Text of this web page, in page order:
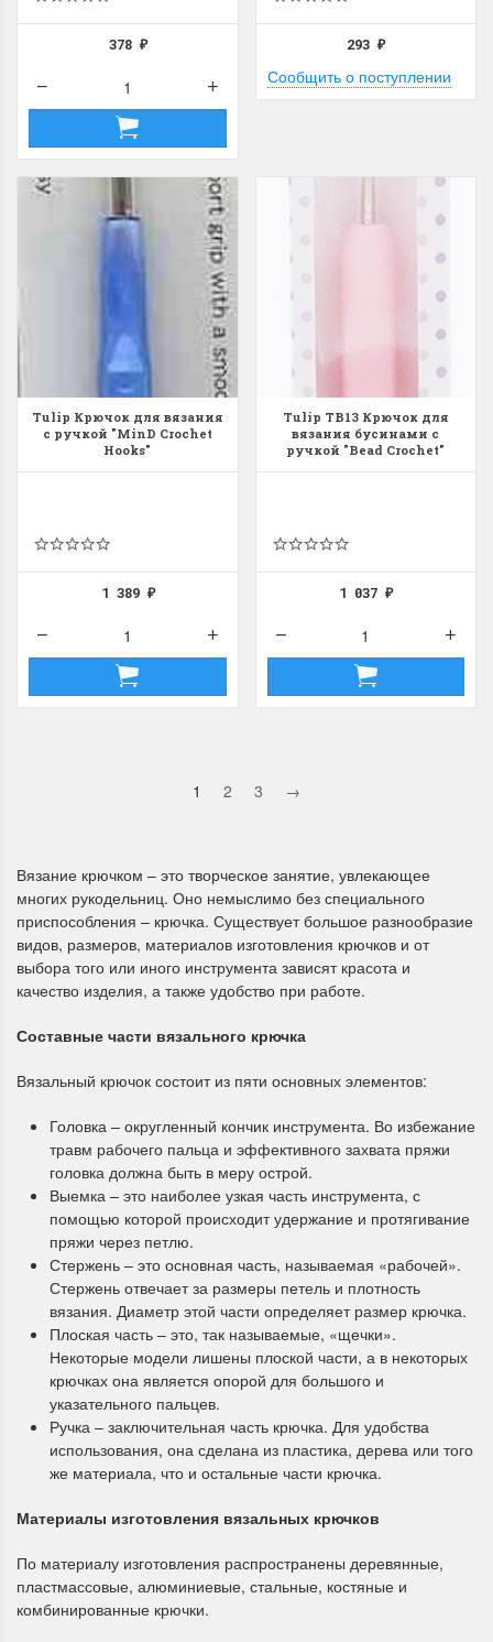
378 ₽ 293₽
Сообщить о поступлении
Tulip Крючок для вязания
с ручкой "MinD Crochet
Hooks"
1 389 ₽
Tulip TB13 Крючок для
вязания бусинами с
ручкой "Bead Crochet"
1 037₽
1 2 3 →
Вязание крючком – это творческое занятие, увлекающее
многих рукодельниц. Оно немыслимо без специального
приспособления – крючка. Существует большое разнообразие
видов, размеров, материалов изготовления крючков и от
выбора того или иного инструмента зависят красота и
качество изделия, а также удобство при работе.
Составные части вязального крючка
Вязальный крючок состоит из пяти основных элементов:
Головка – округленный кончик инструмента. Во избежание
травм рабочего пальца и эффективного захвата пряжи
головка должна быть в меру острой.
Выемка – это наиболее узкая часть инструмента, с
помощью которой происходит удержание и протягивание
пряжи через петлю.
Стержень – это основная часть, называемая «рабочей».
Стержень отвечает за размеры петель и плотность
вязания. Диаметр этой части определяет размер крючка.
Плоская часть – это, так называемые, «щечки».
Некоторые модели лишены плоской части, а в некоторых
крючках она является опорой для большого и
указательного пальцев.
Ручка – заключительная часть крючка. Для удобства
использования, она сделана из пластика, дерева или того
же материала, что и остальные части крючка.
Материалы изготовления вязальных крючков
По материалу изготовления распространены деревянные,
пластмассовые, алюминиевые, стальные, костяные и
комбинированные крючки.